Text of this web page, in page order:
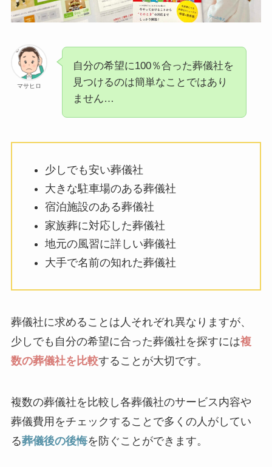
マサヒロ
自分の希望に100％合った葬儀社を
見つけるのは簡単なことではあり
ません…
少しでも安い葬儀社
大きな駐車場のある葬儀社
宿泊施設のある葬儀社
家族葬に対応した葬儀社
地元の風習に詳しい葬儀社
大手で名前の知れた葬儀社
葬儀社に求めることは人それぞれ異なりますが、
少しでも自分の希望に合った葬儀社を探すには複
数の葬儀社を比較することが大切です。
複数の葬儀社を比較し各葬儀社のサービス内容や
葬儀費用をチェックすることで多くの人がしてい
る葬儀後の後悔を防ぐことができます。